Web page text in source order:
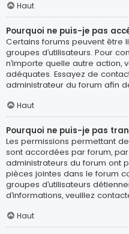
Haut
Pourquoi ne puis-je pas
Certains forums peuvent être
groupes d’utilisateurs. Pour
n’importe quelle autre action,
adéquates. Essayez de
administrateur du forum afin
Haut
Pourquoi ne puis-je pas
Les permissions permettant
sont accordées par forum,
administrateurs du forum ont
pièces jointes dans le forum
groupes d’utilisateurs
d’informations, veuillez
Haut